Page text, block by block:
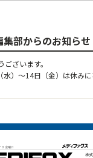
集部からのお知らせ
ざいます。
）～14日（金）は休み